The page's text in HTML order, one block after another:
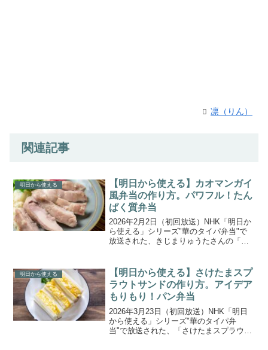
凛（りん）
関連記事
明日から使える
【明日から使える】カオマンガイ
風弁当の作り方。パワフル！たん
ぱく質弁当
2026年2月2日（初回放送）NHK「明日か
ら使える」シリーズ"華のタイパ弁当"で
放送された、きじまりゅうたさんの「カ
時短（タイパ）にもつながる、筋肉づく
りにうれしい...
明日から使える
【明日から使える】さけたまスプ
ラウトサンドの作り方。アイデア
もりもり！パン弁当
2026年3月23日（初回放送）NHK「明日
から使える」シリーズ"華のタイパ弁
当"で放送された、「さけたまスプラウト